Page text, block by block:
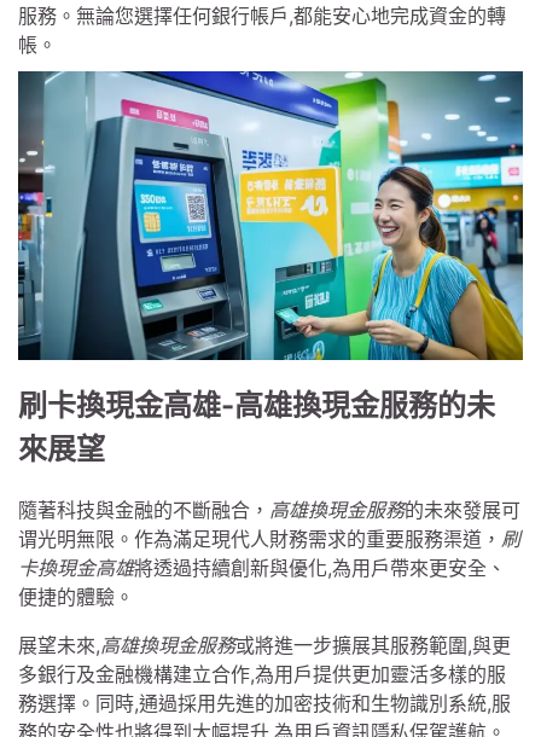
服務。無論您選擇任何銀行帳戶,都能安心地完成資金的轉
帳。
刷卡換現金高雄-高雄換現金服務的未
來展望
隨著科技與金融的不斷融合， 高雄換現金服務的未來發展可
谓光明無限。作為滿足現代人財務需求的重要服務渠道， 刷
卡換現金高雄將透過持續創新與優化,為用戶帶來更安全、
便捷的體驗。
展望未來,高雄換現金服務或將進一步擴展其服務範圍,與更
多銀行及金融機構建立合作,為用戶提供更加靈活多樣的服
務選擇。同時,通過採用先進的加密技術和生物識別系統,服
務的安全性也將得到大幅提升,為用戶資訊隱私保駕護航。